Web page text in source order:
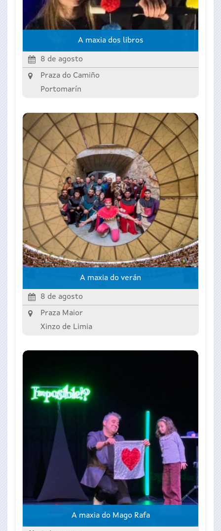
A maxia dos libros
8 de agosto
Praza do Camiño
Portomarín
A maxia do verán
8 de agosto
Praza Maior
Xinzo de Limia
A maxia do Mago Rafa